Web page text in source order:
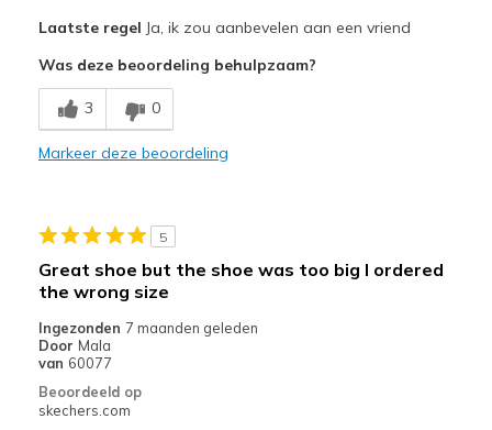
Comfortable
Beste toepassingen
Casual Wear
View On Shoes
Laatste regel Ja, ik zou aanbevelen aan een vriend
Was deze beoordeling behulpzaam?
3 0
Markeer deze beoordeling
5
Great shoe but the shoe was too big I ordered
the wrong size
Ingezonden 7 maanden geleden
Door Mala
van 60077
Beoordeeld op
skechers.com